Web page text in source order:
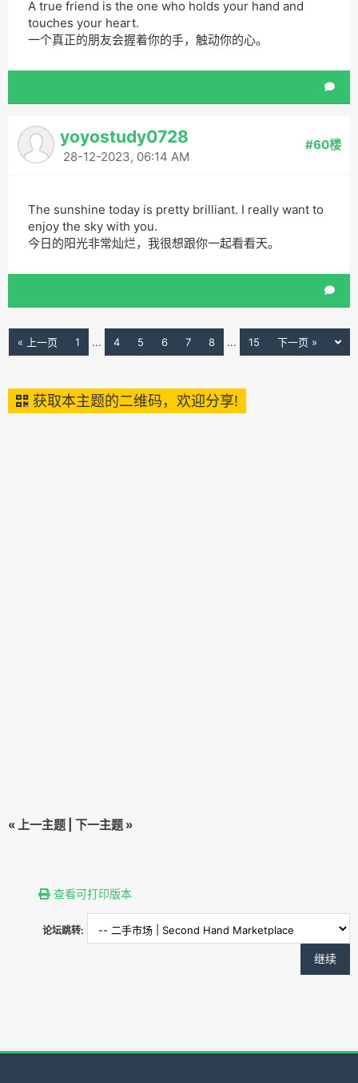
A true friend is the one who holds your hand and
touches your heart.
一个真正的朋友会握着你的手，触动你的心。
yoyostudy0728
28-12-2023, 06:14 AM
#60楼
The sunshine today is pretty brilliant. I really want to
enjoy the sky with you.
今日的阳光非常灿烂，我很想跟你一起看看天。
« 上一页 1 ... 4 5 6 7 8 ... 15 下一页 »
获取本主题的二维码，欢迎分享!
« 上一主题 下一主题 »
查看可打印版本
论坛跳转: